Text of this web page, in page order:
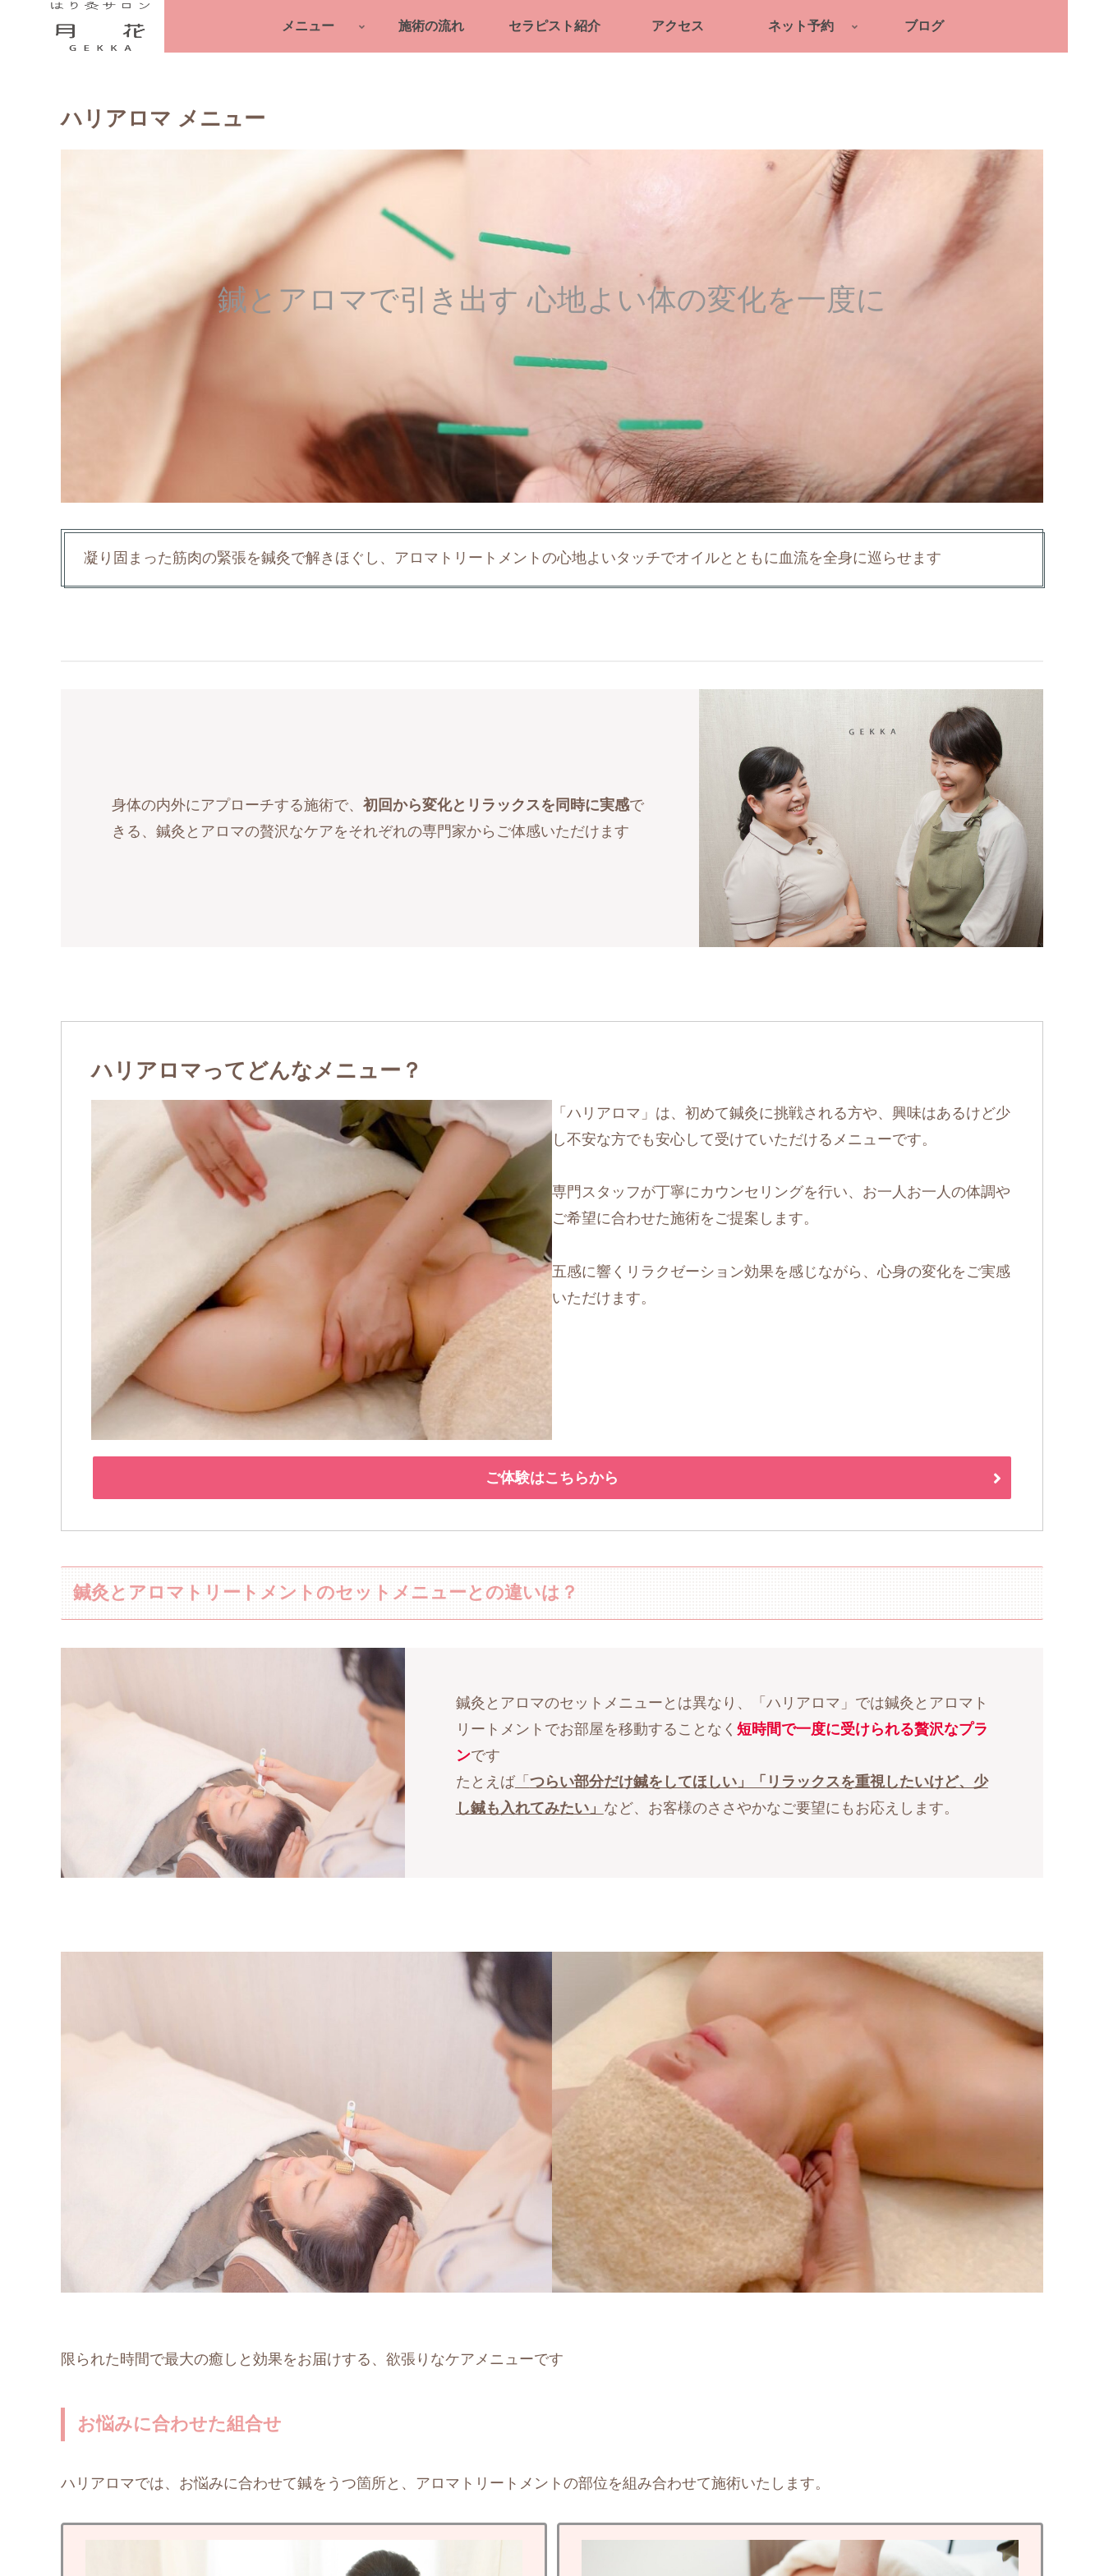
メニュー 施術の流れ セラピスト紹介 アクセス ネット予約 ブログ
ハリアロマ メニュー
鍼とアロマで引き出す 心地よい体の変化を一度に
凝り固まった筋肉の緊張を鍼灸で解きほぐし、アロマトリートメントの心地よいタッチでオイルとともに血流を全身に巡らせます
身体の内外にアプローチする施術で、初回から変化とリラックスを同時に実感で
きる、鍼灸とアロマの贅沢なケアをそれぞれの専門家からご体感いただけます
ハリアロマってどんなメニュー？
「ハリアロマ」は、初めて鍼灸に挑戦される方や、興味はあるけど少
し不安な方でも安心して受けていただけるメニューです。
専門スタッフが丁寧にカウンセリングを行い、お一人お一人の体調や
ご希望に合わせた施術をご提案します。
五感に響くリラクゼーション効果を感じながら、心身の変化をご実感
いただけます。
ご体験はこちらから
鍼灸とアロマトリートメントのセットメニューとの違いは？
鍼灸とアロマのセットメニューとは異なり、「ハリアロマ」では鍼灸とアロマト
リートメントでお部屋を移動することなく 短時間で一度に受けられる贅沢なプラ
ンです
たとえば「 つらい部分だけ鍼をしてほしい」「リラックスを重視したいけど、少
し鍼も入れてみたい」 など、お客様のささやかなご要望にもお応えします。
限られた時間で最大の癒しと効果をお届けする、欲張りなケアメニューです
お悩みに合わせた組合せ
ハリアロマでは、お悩みに合わせて鍼をうつ箇所と、アロマトリートメントの部位を組み合わせて施術いたします。